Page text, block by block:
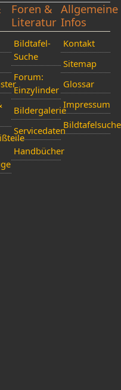
Foren &
Literatur
Bildtafel-
Suche
Forum:
Einzylinder
Bildergalerie
Servicedaten
Handbücher
Allgemeine
Infos
Kontakt
Sitemap
Glossar
Impressum
Bildtafelsuche